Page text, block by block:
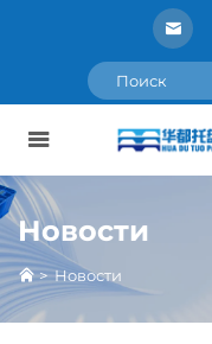
Новости
>Новости